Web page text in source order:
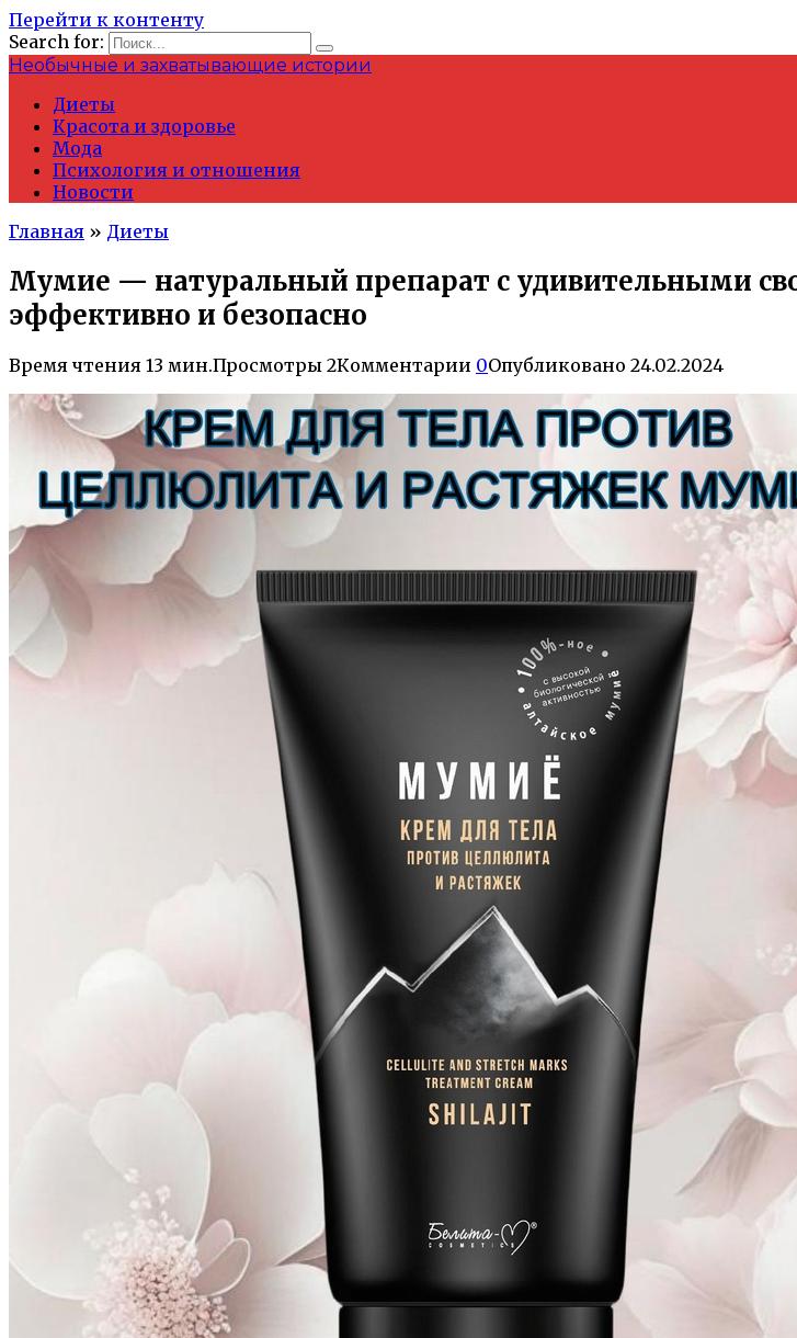
Перейти к контенту
Search for:
Необычные и захватывающие истории
Диеты
Красота и здоровье
Мода
Психология и отношения
Новости
Главная » Диеты
Мумие — натуральный препарат с удивительными
эффективно и безопасно
Время чтения 13 мин.Просмотры 2Комментарии 0Опубликовано 24.02.2024